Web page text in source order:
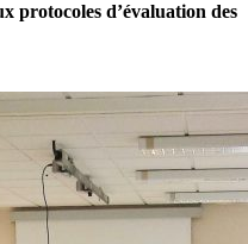
protocoles d’évaluation des